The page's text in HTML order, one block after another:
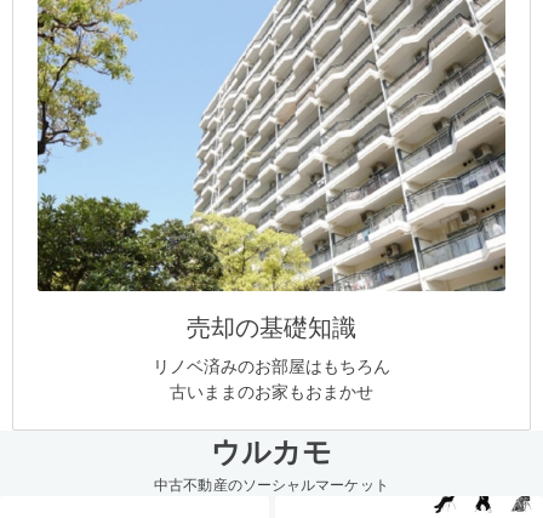
売却の基礎知識
リノベ済みのお部屋はもちろん
古いままのお家もおまかせ
ウルカモ
中古不動産のソーシャルマーケット